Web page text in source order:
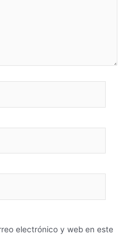
electrónico y web en este